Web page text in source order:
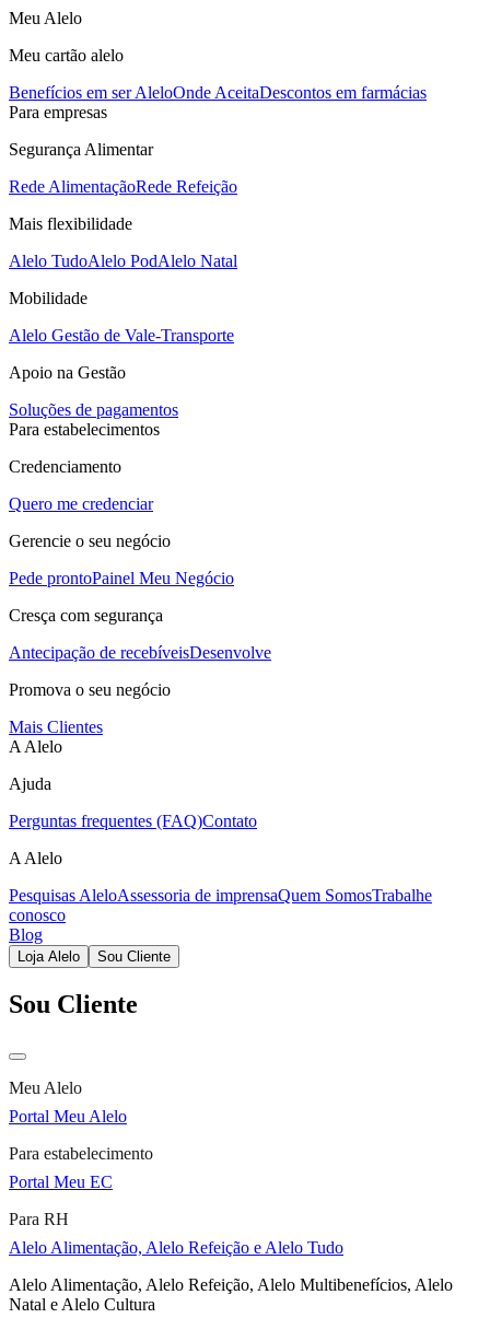
Meu Alelo
Meu cartão alelo
Benefícios em ser AleloOnde AceitaDescontos em farmácias
Para empresas
Segurança Alimentar
Rede AlimentaçãoRede Refeição
Mais flexibilidade
Alelo TudoAlelo PodAlelo Natal
Mobilidade
Alelo Gestão de Vale-Transporte
Apoio na Gestão
Soluções de pagamentos
Para estabelecimentos
Credenciamento
Quero me credenciar
Gerencie o seu negócio
Pede prontoPainel Meu Negócio
Cresça com segurança
Antecipação de recebíveisDesenvolve
Promova o seu negócio
Mais Clientes
A Alelo
Ajuda
Perguntas frequentes (FAQ)Contato
A Alelo
Pesquisas AleloAssessoria de imprensaQuem SomosTrabalhe
conosco
Blog
Loja Alelo Sou Cliente
Sou Cliente
Meu Alelo
Portal Meu Alelo
Para estabelecimento
Portal Meu EC
Para RH
Alelo Alimentação, Alelo Refeição e Alelo Tudo
Alelo Alimentação, Alelo Refeição, Alelo Multibenefícios, Alelo
Natal e Alelo Cultura